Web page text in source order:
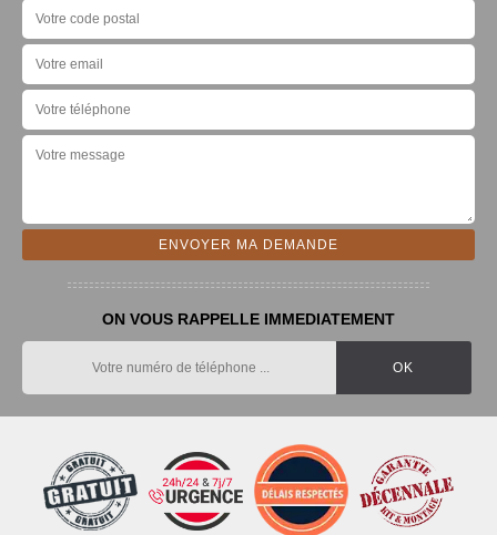
ON VOUS RAPPELLE IMMEDIATEMENT